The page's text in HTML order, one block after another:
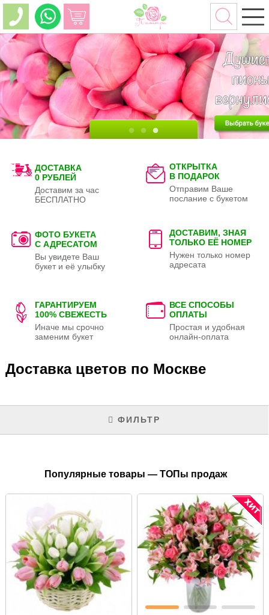
ДОСТАВКА
0 РУБЛЕЙ
Доставим за час
БЕСПЛАТНО
ОТКРЫТКА
В ПОДАРОК
Отправим Ваше
послание с букетом
ФОТО БУКЕТА
С АДРЕСАТОМ
Вы увидете Ваш
букет и её улыбку
ДОСТАВИМ, ЗНАЯ
ТОЛЬКО ЕЁ НОМЕР
Нужен только номер
адресата
ГАРАНТИРУЕМ
100% СВЕЖЕСТЬ
Иначе мы срочно
заменим букет
ВСЕ СПОСОБЫ
ОПЛАТЫ
Простая и удобная
онлайн-оплата
Доставка цветов по Москве
ФИЛЬТР
Популярные товары — ТОПы продаж